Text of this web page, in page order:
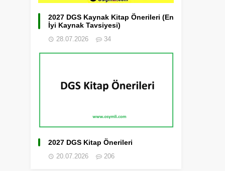
2027 DGS Kaynak Kitap Önerileri (En
İyi Kaynak Tavsiyesi)
28.07.2026 34
2027 DGS Kitap Önerileri
20.07.2026 206